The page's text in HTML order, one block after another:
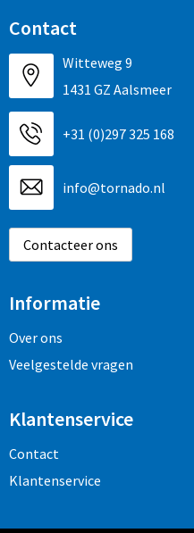
Contact
Witteweg 9
1431 GZ Aalsmeer
+31 (0)297 325 168
info@tornado.nl
Contacteer ons
Informatie
Over ons
Veelgestelde vragen
Klantenservice
Contact
Klantenservice